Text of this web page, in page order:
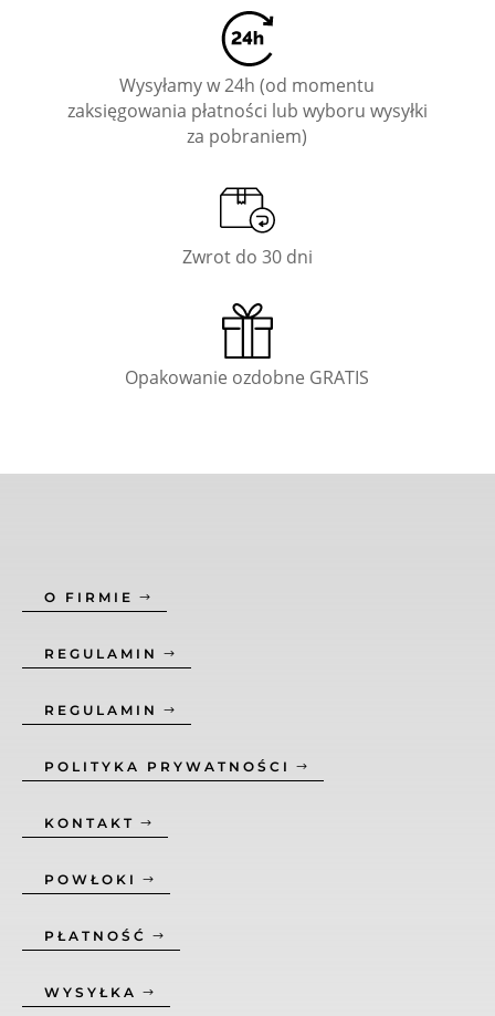
Wysyłamy w 24h (od momentu
zaksięgowania płatności lub wyboru wysyłki
za pobraniem)
Zwrot do 30 dni
Opakowanie ozdobne GRATIS
O FIRMIE
REGULAMIN
REGULAMIN
POLITYKA PRYWATNOŚCI
KONTAKT
POWŁOKI
PŁATNOŚĆ
WYSYŁKA